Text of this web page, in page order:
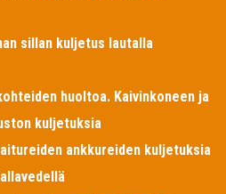
sillan kuljetus lautalla
huoltoa. Kaivinkoneen ja
kuljetuksia
ankkureiden kuljetuksia